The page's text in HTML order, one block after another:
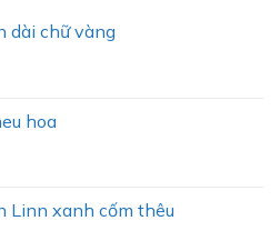
dài chữ vàng
hoa
Linn xanh cốm thêu